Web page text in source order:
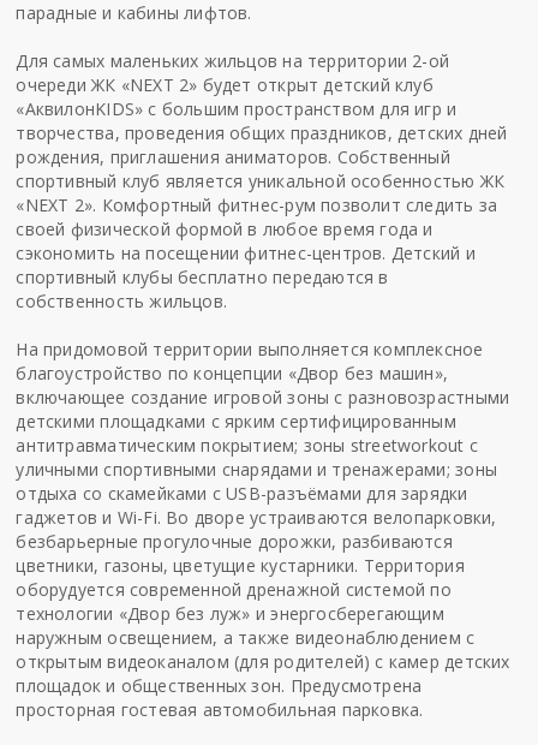
парадные и кабины лифтов.
Для самых маленьких жильцов на территории 2-ой
очереди ЖК «NEXT 2» будет открыт детский клуб
«АквилонKIDS» с большим пространством для игр и
творчества, проведения общих праздников, детских дней
рождения, приглашения аниматоров. Собственный
спортивный клуб является уникальной особенностью ЖК
«NEXT 2». Комфортный фитнес-рум позволит следить за
своей физической формой в любое время года и
сэкономить на посещении фитнес-центров. Детский и
спортивный клубы бесплатно передаются в
собственность жильцов.
На придомовой территории выполняется комплексное
благоустройство по концепции «Двор без машин»,
включающее создание игровой зоны с разновозрастными
детскими площадками с ярким сертифицированным
антитравматическим покрытием; зоны streetworkout с
уличными спортивными снарядами и тренажерами; зоны
отдыха со скамейками с USB-разъёмами для зарядки
гаджетов и Wi-Fi. Во дворе устраиваются велопарковки,
безбарьерные прогулочные дорожки, разбиваются
цветники, газоны, цветущие кустарники. Территория
оборудуется современной дренажной системой по
технологии «Двор без луж» и энергосберегающим
наружным освещением, а также видеонаблюдением с
открытым видеоканалом (для родителей) с камер детских
площадок и общественных зон. Предусмотрена
просторная гостевая автомобильная парковка.